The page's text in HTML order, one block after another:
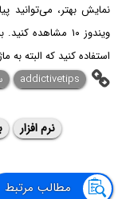
نمایش بهتر، می‌توانید
ویندوز ۱۰ مشاهده کنید. برای این مهم می‌توانید از یک
استفاده کنید که البته
addictivetips
نرم افزار
مطالب مرتبط